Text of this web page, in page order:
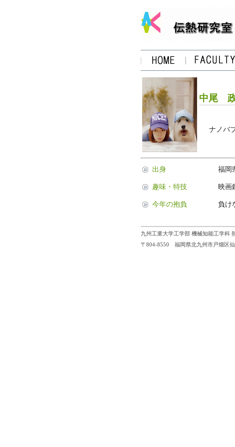
中尾
ナノバ
出身 福岡
趣味・特技 映画
今年の抱負 負け
九州工業大学工学部 機械知能工学科
〒804-8550 福岡県北九州市戸畑区仙